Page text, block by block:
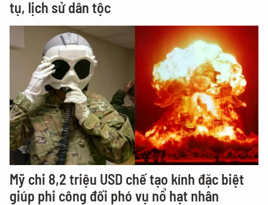
tụ, lịch sử dân tộc
Mỹ chi 8,2 triệu USD chế tạo kính đặc biệt
giúp phi công đối phó vụ nổ hạt nhân